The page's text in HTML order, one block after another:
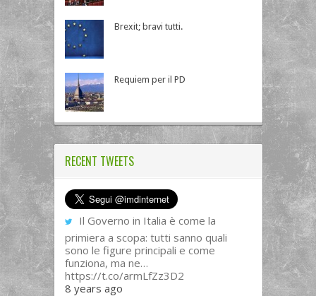
Brexit; bravi tutti.
Requiem per il PD
RECENT TWEETS
Il Governo in Italia è come la
primiera a scopa: tutti sanno quali
sono le figure principali e come
funziona, ma ne…
https://t.co/armLfZz3D2
8 years ago